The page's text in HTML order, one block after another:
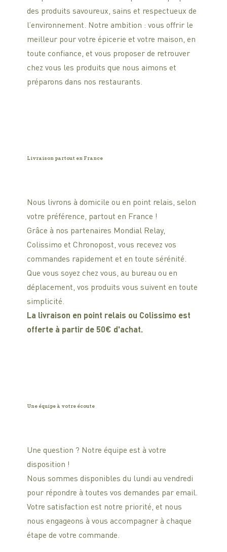
des produits savoureux, sains et respectueux de
l’environnement. Notre ambition : vous offrir le
meilleur pour votre épicerie et votre maison, en
toute confiance, et vous proposer de retrouver
chez vous les produits que nous aimons et
préparons dans nos restaurants.
Livraison partout en France
Nous livrons à domicile ou en point relais, selon
votre préférence, partout en France !
Grâce à nos partenaires Mondial Relay,
Colissimo et Chronopost, vous recevez vos
commandes rapidement et en toute sérénité.
Que vous soyez chez vous, au bureau ou en
déplacement, vos produits vous suivent en toute
simplicité.
La livraison en point relais ou Colissimo est
offerte à partir de 50€ d'achat.
Une équipe à votre écoute
Une question ? Notre équipe est à votre
disposition !
Nous sommes disponibles du lundi au vendredi
pour répondre à toutes vos demandes par email.
Votre satisfaction est notre priorité, et nous
nous engageons à vous accompagner à chaque
étape de votre commande.